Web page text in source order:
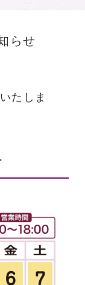
らせ
たしま